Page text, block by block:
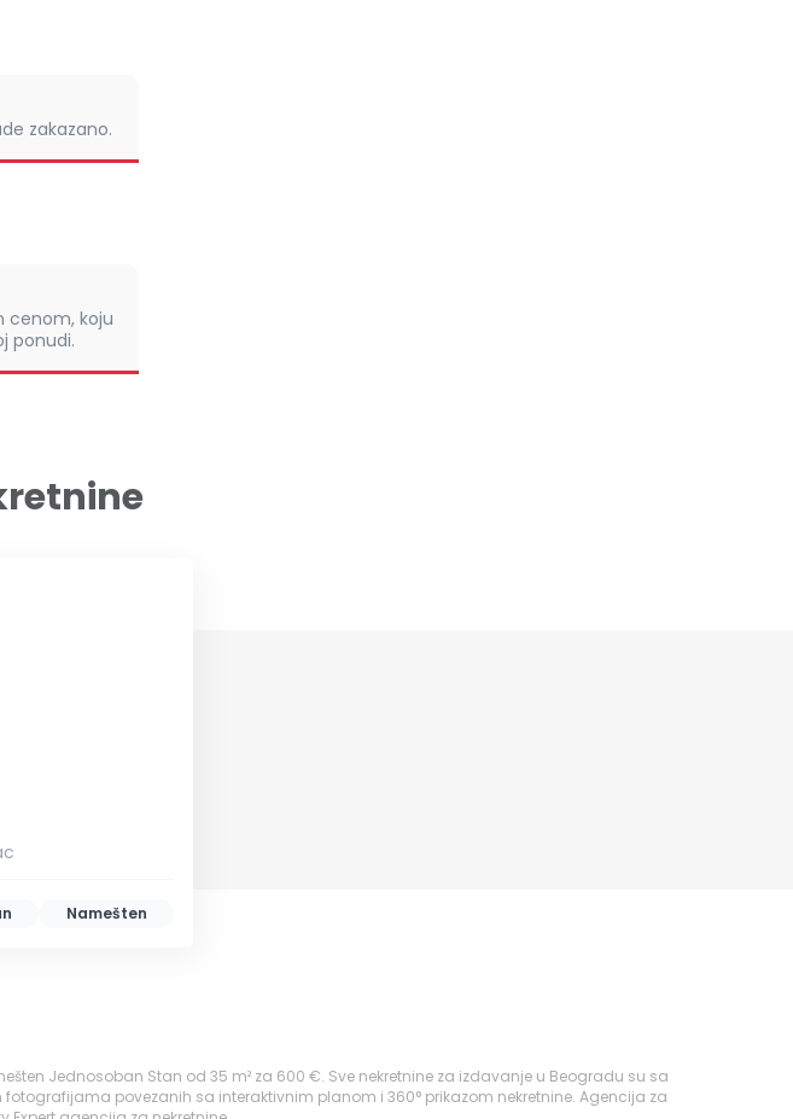
zakazano.
cenom, koju
ponudi.
Namešten
Jednosoban Stan od 35 m² za 600 €. Sve nekretnine za izdavanje u Beogradu su sa
povezanih sa interaktivnim planom i 360° prikazom nekretnine. Agencija za